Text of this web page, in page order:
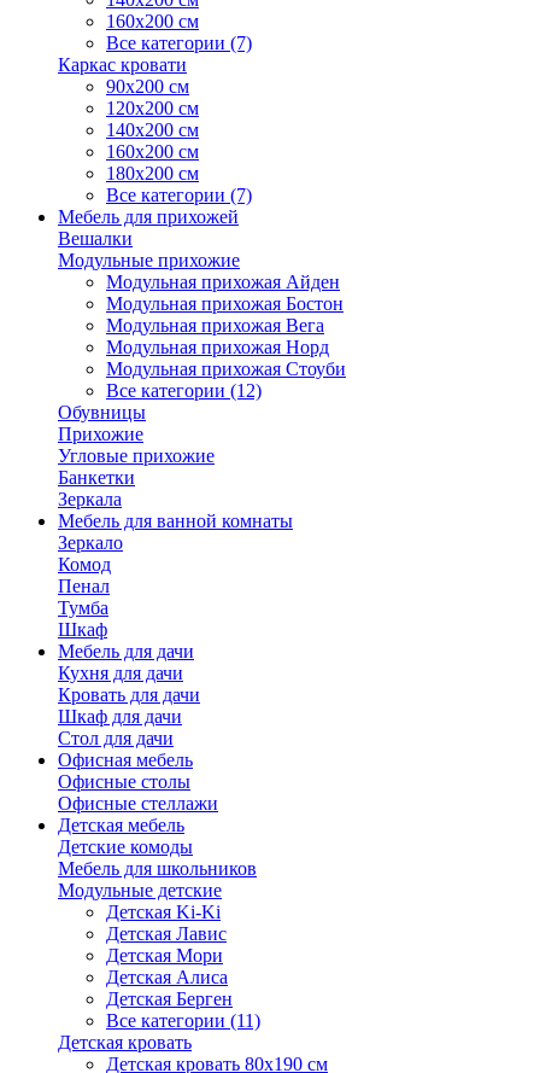
160х200 см
Все категории (7)
Каркас кровати
90х200 см
120х200 см
140х200 см
160х200 см
180х200 см
Все категории (7)
Мебель для прихожей
Вешалки
Модульные прихожие
Модульная прихожая Айден
Модульная прихожая Бостон
Модульная прихожая Вега
Модульная прихожая Норд
Модульная прихожая Стоуби
Все категории (12)
Обувницы
Прихожие
Угловые прихожие
Банкетки
Зеркала
Мебель для ванной комнаты
Зеркало
Комод
Пенал
Тумба
Шкаф
Мебель для дачи
Кухня для дачи
Кровать для дачи
Шкаф для дачи
Стол для дачи
Офисная мебель
Офисные столы
Офисные стеллажи
Детская мебель
Детские комоды
Мебель для школьников
Модульные детские
Детская Ki-Ki
Детская Лавис
Детская Мори
Детская Алиса
Детская Берген
Все категории (11)
Детская кровать
Детская кровать 80х190 см